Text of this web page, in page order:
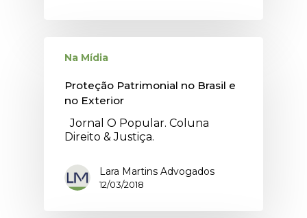
Na Mídia
Proteção Patrimonial no Brasil e
no Exterior
Jornal O Popular. Coluna
Direito & Justiça.
Lara Martins Advogados
12/03/2018